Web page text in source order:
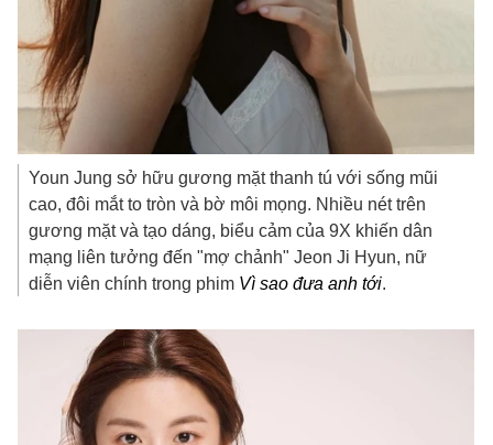
Youn Jung sở hữu gương mặt thanh tú với sống mũi
cao, đôi mắt to tròn và bờ môi mọng. Nhiều nét trên
gương mặt và tạo dáng, biểu cảm của 9X khiến dân
mạng liên tưởng đến "mợ chảnh" Jeon Ji Hyun, nữ
diễn viên chính trong phim Vì sao đưa anh tới.